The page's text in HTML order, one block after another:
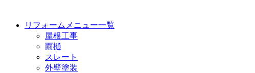
リフォームメニュー一覧
屋根工事
雨樋
スレート
外壁塗装